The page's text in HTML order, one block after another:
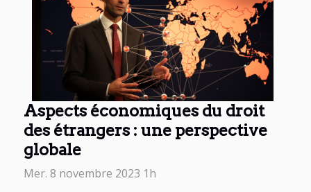
Aspects économiques du droit
des étrangers : une perspective
globale
Mer. 8 novembre 2023 1h